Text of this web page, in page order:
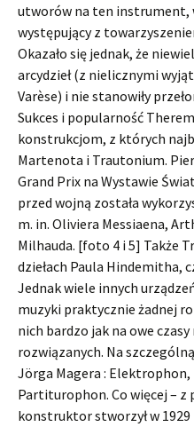
utworów na ten instrument,
występujący z
Okazało się jednak, że
arcydzieł (z nielicznymi
Varèse) i nie stanowiły
Sukces i popularność
konstrukcjom, z których
Martenota i Trautonium.
Grand Prix na Wystawie
przed wojną została
m. in. Oliviera Messiaena,
Milhauda. [foto 4 i 5] Także
dziełach Paula Hindemitha,
Jednak wiele innych
muzyki praktycznie żadnej
nich bardzo jak na owe
rozwiązanych. Na
Jörga Magera :
Partiturophon. Co więcej – z
konstruktor stworzył w